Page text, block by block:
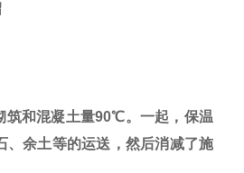
筑和混凝土量90℃。一起，保温
、余土等的运送，然后消减了施